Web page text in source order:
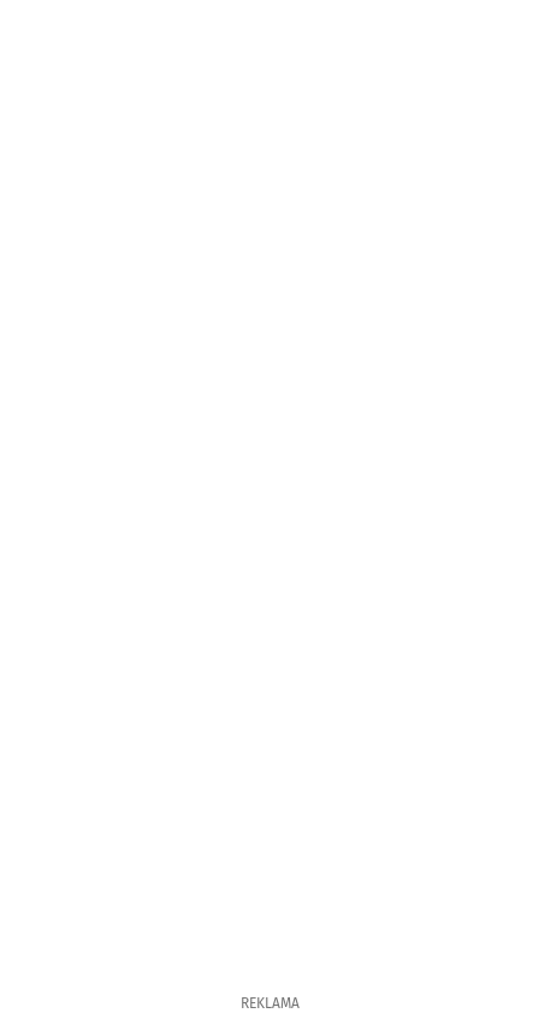
REKLAMA